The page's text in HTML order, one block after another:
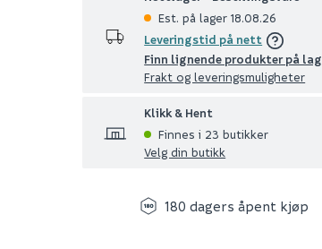
Est. på lager 18.08.26
Leveringstid på nett
Finn lignende produkter på
Frakt og leveringsmuligheter
Klikk & Hent
Finnes i 23 butikker
Velg din butikk
180 dagers åpent kjøp